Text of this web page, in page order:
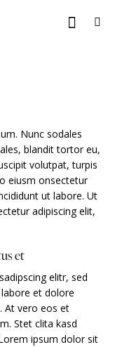
Nunc sodales
blandit tortor eu,
volutpat, turpis
eiusm onsectetur
ut labore. Ut
adipiscing elit,
et
elitr, sed
et dolore
At vero eos et
Stet clita kasd
ipsum dolor sit